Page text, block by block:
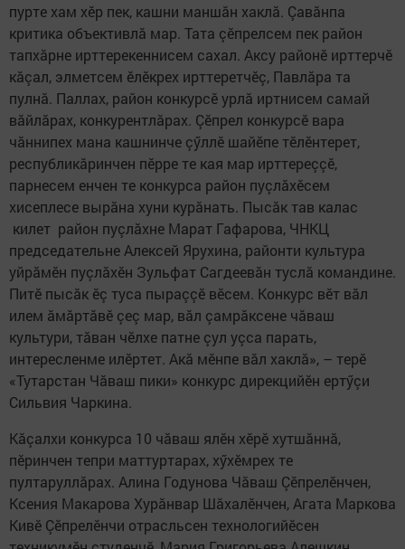
пурте хам хӗр пек, кашни маншăн хаклă. Çавăнпа
критика объективлă мар. Тата çӗпрелсем пек район
тапхăрне ирттерекеннисем сахал. Аксу районӗ ирттерчӗ
кăçал, элметсем ӗлӗкрех ирттеретчӗç, Павлăра та
пулнă. Паллах, район конкурсӗ урлă иртнисем самай
вăйлăрах, конкурентлăрах. Çӗпрел конкурсӗ вара
чăннипех мана кашнинче çӳллӗ шайӗпе тӗлӗнтерет,
республикăринчен пӗрре те кая мар ирттереççӗ,
парнесем енчен те конкурса район пуçлăхӗсем
хисеплесе вырăна хуни курăнать. Пысăк тав калас
килет район пуçлăхне Марат Гафарова, ЧНКЦ
председательне Алексей Ярухина, районти культура
уйрăмӗн пуçлăхӗн Зульфат Сагдеевăн туслă командине.
Питӗ пысăк ӗç туса пыраççӗ вӗсем. Конкурс вӗт вăл
илем ăмăртăвӗ çеç мар, вăл çамрăксене чăваш
культури, тăван чӗлхе патне çул уçса парать,
интересленме илӗртет. Акă мӗнпе вăл хаклă», – терӗ
«Тутарстан Чăваш пики» конкурс дирекцийӗн ертӳçи
Сильвия Чаркина.
Кăçалхи конкурса 10 чăваш ялӗн хӗрӗ хутшăннă,
пӗринчен тепри маттуртарах, хӳхӗмрех те
пултаруллăрах. Алина Годунова Чăваш Çӗпрелӗнчен,
Ксения Макарова Хурăнвар Шăхалӗнчен, Агата Маркова
Кивӗ Çӗпрелӗнчи отрасльсен технологийӗсен